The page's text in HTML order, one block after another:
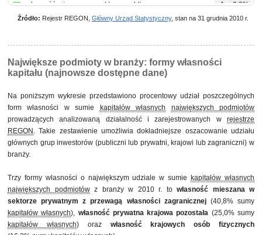
własność mieszana w sektorze publicznym z przewagą
własności państwowych osób prawnych
1 2,0%
Źródło: Rejestr REGON, Główny Urząd Statystyczny, stan na 31 grudnia 2010 r.
Największe podmioty w branży: formy własności
kapitału (najnowsze dostępne dane)
Na poniższym wykresie przedstawiono procentowy udział poszczególnych
form własności w sumie
kapitałów własnych
największych podmiotów
prowadzących analizowaną działalność i zarejestrowanych w rejestrze
REGON . Takie zestawienie umożliwia dokładniejsze oszacowanie udziału
głównych grup inwestorów (publiczni lub prywatni, krajowi lub zagraniczni) w
branży.
Trzy formy własności o największym udziale w sumie
kapitałów własnych
największych podmiotówz branży w 2010 r. to własność mieszana w
sektorze prywatnym z przewagą własności zagranicznej(40,8% sumy
kapitałów własnych), własność prywatna krajowa pozostała (25,0% sumy
kapitałów własnych) oraz własność krajowych osób fizycznych